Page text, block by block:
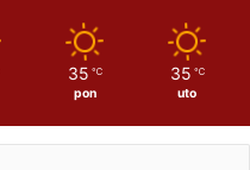
35 ℃
pon
35 ℃
uto